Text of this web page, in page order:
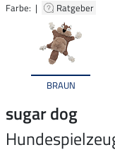
Farbe: | Ratgeber
BRAUN
sugar dog